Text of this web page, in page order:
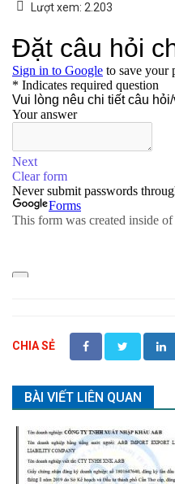
Lượt xem: 2.203
CHIA SẺ
BÀI VIẾT LIÊN QUAN